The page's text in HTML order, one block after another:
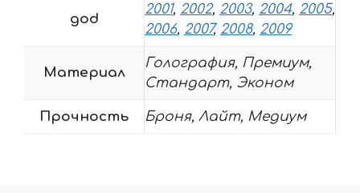
god
2001, 2002, 2003, 2004, 2005,
2006, 2007, 2008, 2009
Материал
Голография, Премиум,
Стандарт, Эконом
Прочность Броня, Лайт, Медиум